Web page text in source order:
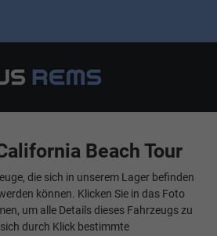
Beach Tour
die sich in unserem Lager befinden
können. Klicken Sie in das Foto
um alle Details dieses Fahrzeugs zu
durch Klick bestimmte